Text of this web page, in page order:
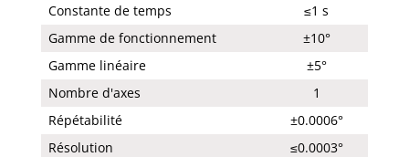
Constante de temps
≤1 s
Gamme de fonctionnement
±10°
Gamme linéaire
±5°
Nombre d'axes
1
Répétabilité
±0.0006°
Résolution
≤0.0003°